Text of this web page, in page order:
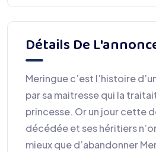
Détails De
Meringue c’est l’histoire
par sa maitresse qui la
princesse. Or un jour cette
décédée et ses héritiers
mieux que d’abandonner